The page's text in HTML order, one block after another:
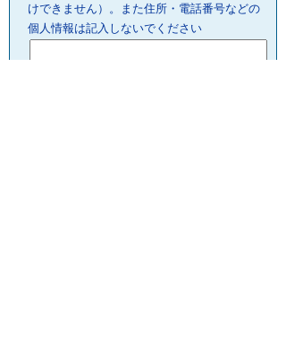
けできません）。また住所・電話番号などの
個人情報は記入しないでください